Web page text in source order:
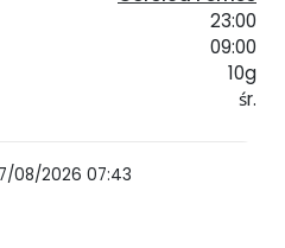
23:00
09:00
10g
śr.
08/2026 07:43